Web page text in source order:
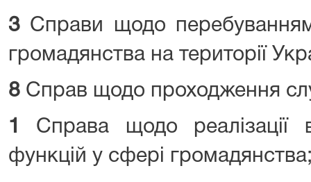
3 Справи щодо
громадянства на території
8 Справ щодо проходження
1
Справа щодо реалізації
функцій у сфері